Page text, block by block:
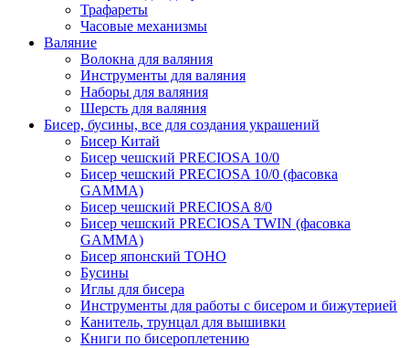
Трафареты
Часовые механизмы
Валяние
Волокна для валяния
Инструменты для валяния
Наборы для валяния
Шерсть для валяния
Бисер, бусины, все для создания украшений
Бисер Китай
Бисер чешский PRECIOSA 10/0
Бисер чешский PRECIOSA 10/0 (фасовка
GAMMA)
Бисер чешский PRECIOSA 8/0
Бисер чешский PRECIOSA TWIN (фасовка
GAMMA)
Бисер японский TOHO
Бусины
Иглы для бисера
Инструменты для работы с бисером и бижутерией
Канитель, трунцал для вышивки
Книги по бисероплетению